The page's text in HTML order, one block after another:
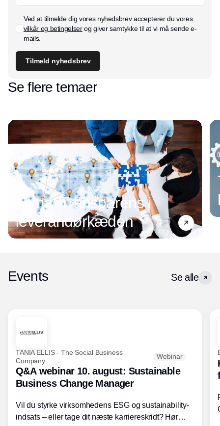
Ved at tilmelde dig vores nyhedsbrev accepterer du vores
vilkår og betingelserog giver samtykke til at vi må sende e-
mails.
Tilmeld nyhedsbrev
Se flere temaer
Tema: Transparens i
leverandørkæden
Events Se alle
TANIA ELLIS - The Social Business
Company
Webinar
Q&A webinar 10. august: Sustainable
Business Change Manager
Vil du styrke virksomhedens ESG og sustainability-
indsats – eller tage dit næste karriereskridt? Hør